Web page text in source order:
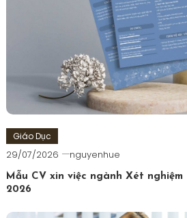
Giáo Dục
29/07/2026 nguyenhue
Mẫu CV xin việc ngành Xét nghiệm
2026